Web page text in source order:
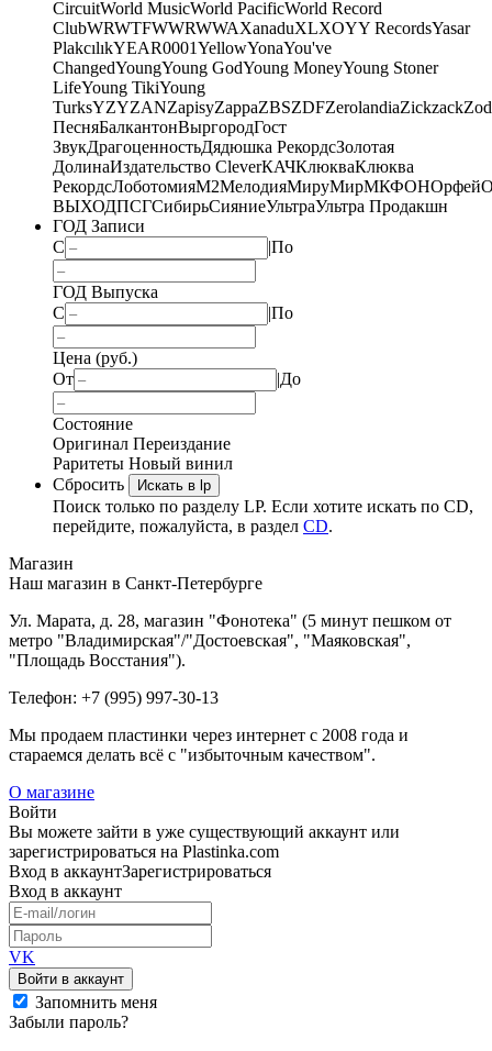
CircuitWorld MusicWorld PacificWorld Record
ClubWRWTFWWRWWAXanaduXLXOYY RecordsYasar
PlakcılıkYEAR0001YellowYonaYou've
ChangedYoungYoung GodYoung MoneyYoung Stoner
LifeYoung TikiYoung
TurksYZYZANZapisyZappaZBSZDFZerolandiaZickzack
ПесняБалкантонВыргородГост
ЗвукДрагоценностьДядюшка РекордсЗолотая
ДолинаИздательство CleverКАЧКлюкваКлюква
РекордсЛоботомияМ2МелодияМируМирМКФОНОрфей
ВЫХОДПСГСибирьСияниеУльтраУльтра Продакшн
ГОД Записи
С
|По
ГОД Выпуска
С
|По
Цена (руб.)
От
|До
Состояние
Оригинал Переиздание
Раритеты Новый винил
Сбросить
Искать в lp
Поиск только по разделу LP. Если хотите искать по CD,
перейдите, пожалуйста, в раздел CD.
Магазин
Наш магазин в Санкт-Петербурге
Ул. Марата, д. 28, магазин "Фонотека" (5 минут пешком от
метро "Владимирская"/"Достоевская", "Маяковская",
"Площадь Восстания").
Телефон: +7 (995) 997-30-13
Мы продаем пластинки через интернет c 2008 года и
стараемся делать всё с "избыточным качеством".
О магазине
Войти
Вы можете зайти в уже существующий аккаунт или
зарегистрироваться на Plastinka.com
Вход в аккаунтЗарегистрироваться
Вход в аккаунт
VK
Войти в аккаунт
Запомнить меня
Забыли пароль?